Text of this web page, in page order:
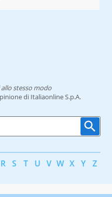
stesso modo
di Italiaonline S.p.A.
R S T U V W X Y Z